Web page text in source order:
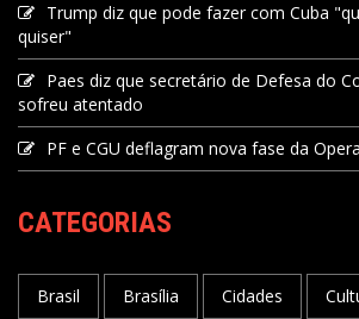
Trump diz que pode fazer com Cuba
quiser"
Paes diz que secretário de Defesa do
sofreu atentado
PF e CGU deflagram nova fase da
CATEGORIAS
Brasil Brasília Cidades